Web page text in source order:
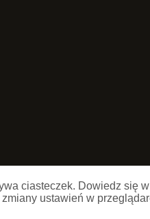
ciasteczek. Dowiedz się
ustawień w